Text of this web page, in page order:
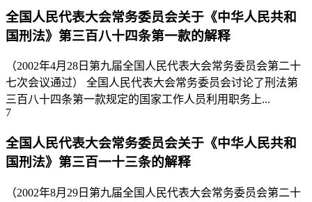
全国人民代表大会常务委员会关于《中华人民共和
国刑法》第三百八十四条第一款的解释
（2002年4月28日第九届全国人民代表大会常务委员会第二十
七次会议通过） 全国人民代表大会常务委员会讨论了刑法第
三百八十四条第一款规定的国家工作人员利用职务上...
7
全国人民代表大会常务委员会关于《中华人民共和
国刑法》第三百一十三条的解释
（2002年8月29日第九届全国人民代表大会常务委员会第二十